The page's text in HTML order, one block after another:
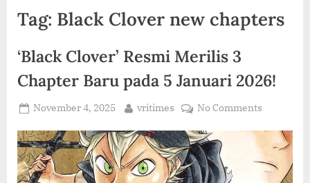
U
N
O
.
C
O
M
Tag: Black Clover new chapters
‘Black Clover’ Resmi Merilis 3
Chapter Baru pada 5 Januari 2026!
Posted
November 4, 2025 By
vritimes No Commentson
Clover’
Resmi
Merilis